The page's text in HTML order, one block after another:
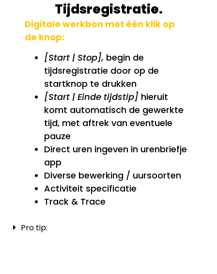
Tijdsregistratie.
Digitale werkbon met één klik op
de knop:
[Start | Stop], begin de
tijdsregistratie door op de
startknop te drukken
[Start | Einde tijdstip] hieruit
komt automatisch de gewerkte
tijd, met aftrek van eventuele
pauze
Direct uren ingeven in urenbriefje
app
Diverse bewerking / uursoorten
Activiteit specificatie
Track & Trace
Pro tip: